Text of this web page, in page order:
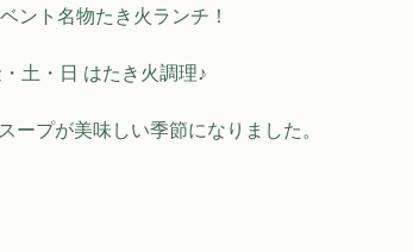
ント名物たき火ランチ！
土・日 はたき火調理♪
ープが美味しい季節になりました。